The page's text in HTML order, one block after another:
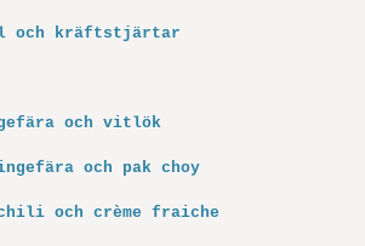
och kräftstjärtar
och vitlök
och pak choy
chili och crème fraiche